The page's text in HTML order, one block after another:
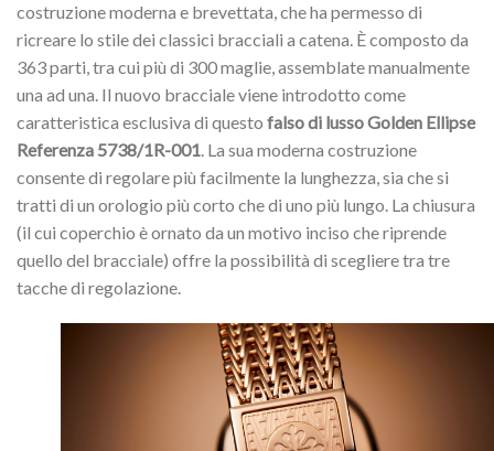
costruzione moderna e brevettata, che ha permesso di
ricreare lo stile dei classici bracciali a catena. È composto da
363 parti, tra cui più di 300 maglie, assemblate manualmente
una ad una. Il nuovo bracciale viene introdotto come
caratteristica esclusiva di questo falso di lusso Golden Ellipse
Referenza 5738/1R-001 . La sua moderna costruzione
consente di regolare più facilmente la lunghezza, sia che si
tratti di un orologio più corto che di uno più lungo. La chiusura
(il cui coperchio è ornato da un motivo inciso che riprende
quello del bracciale) offre la possibilità di scegliere tra tre
tacche di regolazione.